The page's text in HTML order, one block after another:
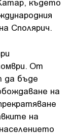
където
Сполярич.
От
да бъде
на
на